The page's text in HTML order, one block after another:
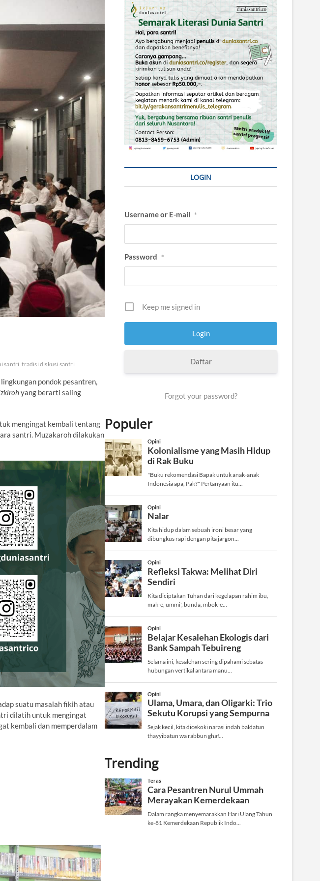
santri tradisi diskusi santri
pondok pesantren,
yang berarti saling
mengingat kembali tentang
santri. Muzakaroh dilakukan
suatu masalah fikih atau
dilatih untuk mengingat
kembali dan memperdalam
LOGIN
Username or E-mail *
Password *
Keep me signed in
Daftar
Forgot your password?
Populer
Trending